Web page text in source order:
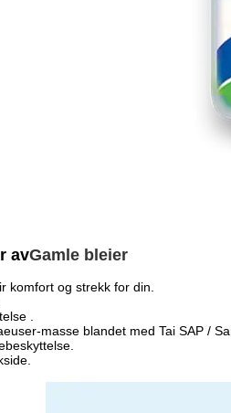
avGamle bleier
komfort og strekk for din.
.
masse blandet med Tai SAP /